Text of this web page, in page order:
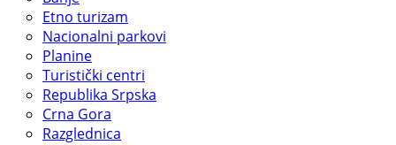
Etno turizam
Nacionalni parkovi
Planine
Turistički centri
Republika Srpska
Crna Gora
Razglednica